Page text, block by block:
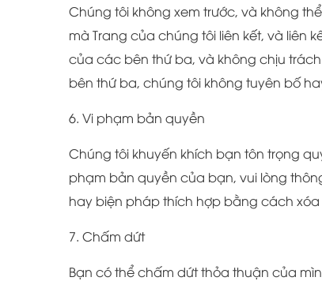
Chúng tôi không xem trước, và không
mà Trang của chúng tôi liên kết, và liên
của các bên thứ ba, và không chịu
bên thứ ba, chúng tôi không tuyên bố
6. Vi phạm bản quyền
Chúng tôi khuyến khích bạn tôn trọng
phạm bản quyền của bạn, vui lòng
hay biện pháp thích hợp bằng cách xóa
7. Chấm dứt
Bạn có thể chấm dứt thỏa thuận của